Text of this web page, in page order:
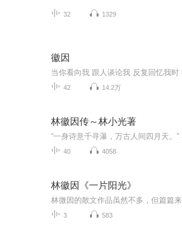
32 1329
徽因
当你看向我 跟人谈论我 反复回忆我时
42 14.2万
林徽因传～林小光著
40 4058
林徽因《一片阳光》
3 583